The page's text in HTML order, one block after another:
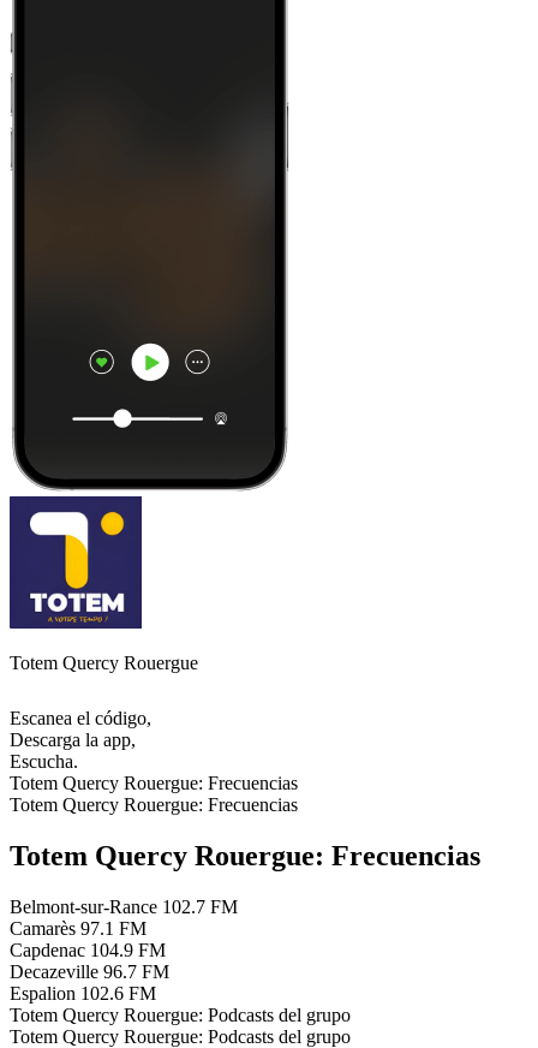
Totem Quercy Rouergue
Escanea el código,
Descarga la app,
Escucha.
Totem Quercy Rouergue: Frecuencias
Totem Quercy Rouergue: Frecuencias
Totem Quercy Rouergue: Frecuencias
Belmont-sur-Rance 102.7 FM
Camarès 97.1 FM
Capdenac 104.9 FM
Decazeville 96.7 FM
Espalion 102.6 FM
Totem Quercy Rouergue: Podcasts del grupo
Totem Quercy Rouergue: Podcasts del grupo